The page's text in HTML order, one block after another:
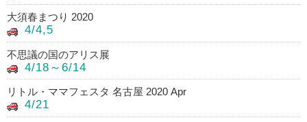
大須春まつり 2020
4/4,5
不思議の国のアリス展
4/18～6/14
リトル・ママフェスタ 名古屋 2020 Apr
4/21